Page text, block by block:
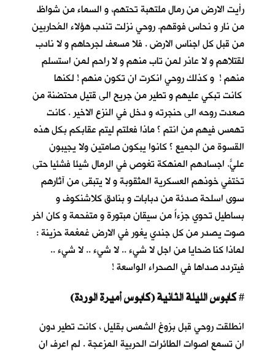
رأيت الارض من رمال ملتهبة تحتهم، و السماء من شواظ
من نار و نحاس فوقهم. روحي نزلت تندب هؤلاء المُحاربين
من قبل كل اجناس الارض . فلا مسعف لجرحاهم و لا نادب
لقتلاهم و لا عاذر لمن تاب منهم و لا راحم لمن استسلم
منهم ! و كذلك روحي انكرت ان تكون منهم ! لكنها
كانت تبكي عليهم و تطير من جريح الى قتيل محتضنة من
صعدت روحه الى حنجرته و دخل في النزع الاخير . كانت
تهمس فيهم من انتم ؟ ماذا فعلتم ليتم عقابكم بكل هذه
القسوة من الجميع ؟ كانوا يبكون صامتين ولا يجيبون
عليّ. اجسادهم المنهكة تغوص في الرمال شيئا فشئياً حتى
تختفي خوذهم العسكرية المثقوبة و لا يتبقى من آثارهم
سوى اسلحة صدئة من دبابات و بنادق كلاشنكوف و
بساطيل تحوي جزءاً من سيقان مبتورة و متفحمة و كان اخر
صوت يصدر من كل جندي يغور في الارض غمغمة حزينة :
لماذا كنا ضحايا من اجل لا شيء .. لا شيء .. لا شيء ..
فيتردد صداها في الصحراء الواسعة !
كابوس الليلة الثانية (كابوس أميرة الوردة)#
انطلقت روحي قبل بزوغ الشمس بقليل ، كانت تطير دون
ان تسمع اصوات الطائرات الحربية المزعجة . لم اعرف ان